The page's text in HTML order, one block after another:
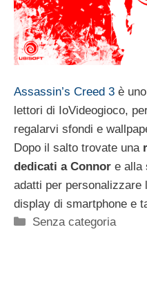
Assassin’s Creed 3 è
lettori di IoVideogioco,
regalarvi sfondi e
Dopo il salto trovate una
dedicati a Connor e alla
adatti per personalizzare
display di smartphone e
Categorie
Senza categoria